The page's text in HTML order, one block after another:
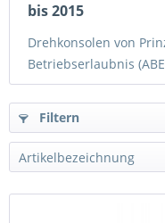
bis 2015
Drehkonsolen von
Betriebserlaubnis
Filtern